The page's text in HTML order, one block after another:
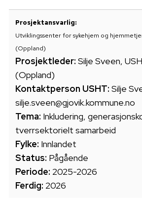
Prosjektansvarlig:
Utviklingssenter for sykehjem og
(Oppland)
Prosjektleder: Silje Sveen,
(Oppland)
Kontaktperson USHT: Silje
silje.sveen@gjovik.kommune.no
Tema: Inkludering,
tverrsektorielt samarbeid
Fylke: Innlandet
Status: Pågående
Periode: 2025-2026
Ferdig: 2026